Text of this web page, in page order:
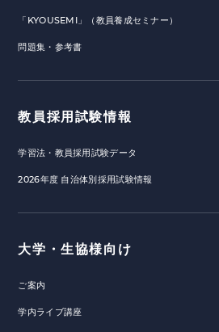
「KYOUSEMI」（教員養成セミナー）
問題集・参考書
教員採用試験情報
学習法・教員採用試験データ
2026年度 自治体別採用試験情報
大学・生協様向け
ご案内
学内ライブ講座